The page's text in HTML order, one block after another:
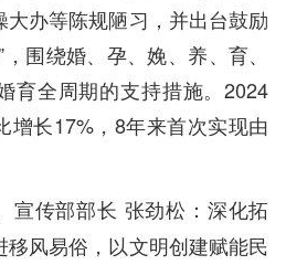
办等陈规陋习，并出台鼓励
围绕婚、孕、娩、养、育、
育全周期的支持措施。2024
增长17%，8年来首次实现由
宣传部部长 张劲松： 深化拓
风易俗，以文明创建赋能民